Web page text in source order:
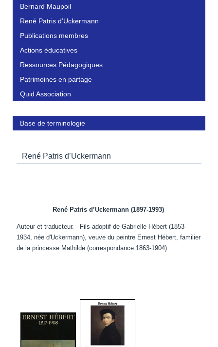
Bernard Maupoil
René Patris d’Uckermann
Publications membres
Actions éducatives
Ressources Pédagogiques
Patrimoines en partage
Quid Association
Base de terminologie
René Patris d’Uckermann
René Patris d’Uckermann (1897-1993)
Auteur et traducteur. - Fils adoptif de Gabrielle Hébert (1853-
1934, née d'Uckermann), veuve du peintre Ernest Hébert, familier
de la princesse Mathilde (correspondance 1863-1904)